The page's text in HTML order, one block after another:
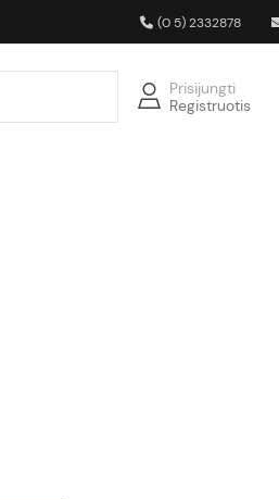
(0 5) 2332878
Prisijungti
Registruotis